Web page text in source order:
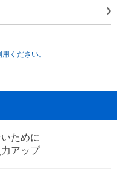
ください。
ために
アップ